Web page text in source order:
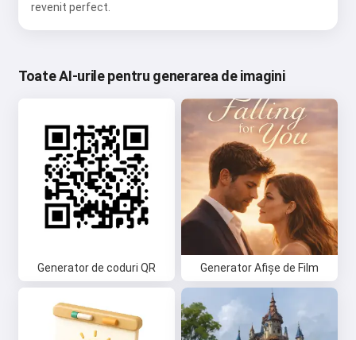
revenit perfect.
Toate AI-urile pentru generarea de imagini
Generator de coduri QR Generator Afișe de Film